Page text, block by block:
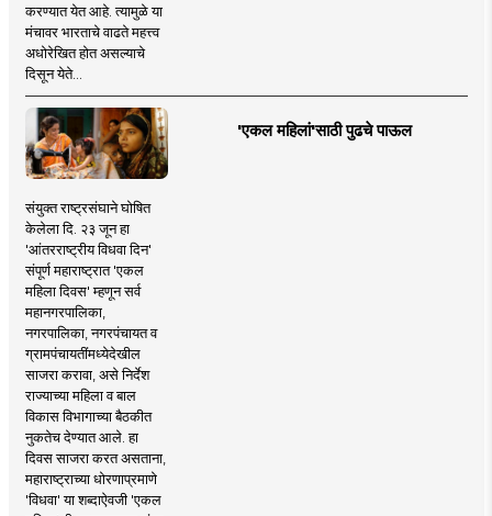
करण्यात येत आहे. त्यामुळे या
मंचावर भारताचे वाढते महत्त्व
अधोरेखित होत असल्याचे
दिसून येते...
'एकल महिलां'साठी पुढचे पाऊल
संयुक्त राष्ट्रसंघाने घोषित
केलेला दि. २३ जून हा
'आंतरराष्ट्रीय विधवा दिन'
संपूर्ण महाराष्ट्रात 'एकल
महिला दिवस' म्हणून सर्व
महानगरपालिका,
नगरपालिका, नगरपंचायत व
ग्रामपंचायतींमध्येदेखील
साजरा करावा, असे निर्देश
राज्याच्या महिला व बाल
विकास विभागाच्या बैठकीत
नुकतेच देण्यात आले. हा
दिवस साजरा करत असताना,
महाराष्ट्राच्या धोरणाप्रमाणे
'विधवा' या शब्दाऐवजी 'एकल